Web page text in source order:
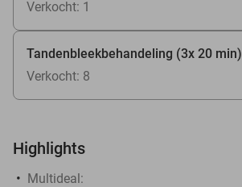
Verkocht: 1
Tandenbleekbehandeling (3x 20 min)
Verkocht: 8
Highlights
Multideal: